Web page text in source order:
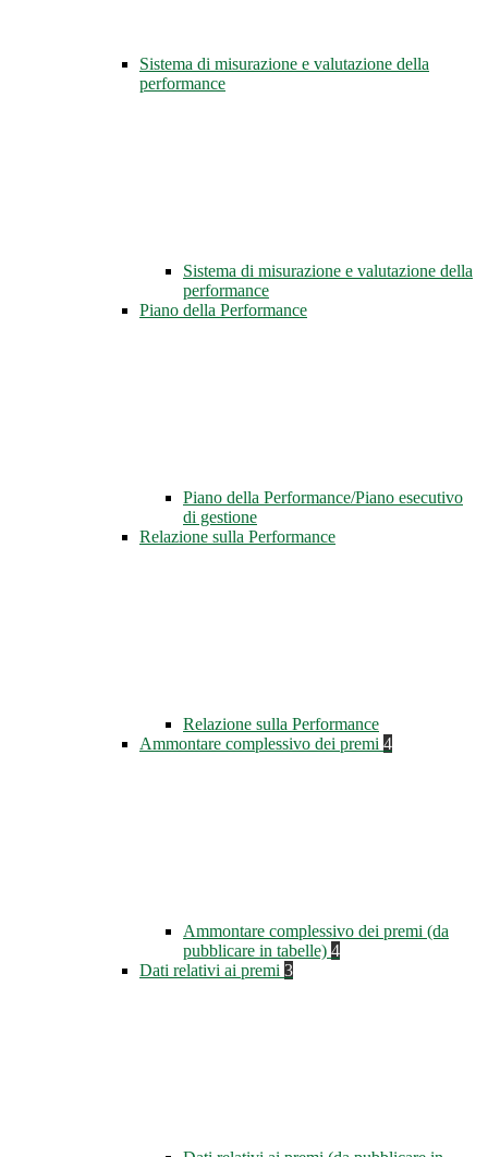
Sistema di misurazione e valutazione della
performance
Sistema di misurazione e valutazione della
performance
Piano della Performance
Piano della Performance/Piano esecutivo
di gestione
Relazione sulla Performance
Relazione sulla Performance
Ammontare complessivo dei premi 4
Ammontare complessivo dei premi (da
pubblicare in tabelle) 4
Dati relativi ai premi 3